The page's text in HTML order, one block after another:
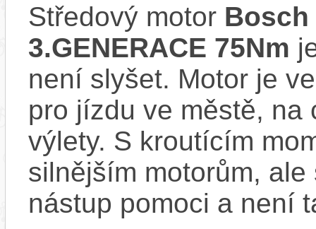
Středový motor Bosch
3.GENERACE 75Nm
není slyšet. Motor je
pro jízdu ve městě,
výlety. S kroutícím
silnějším motorům,
nástup pomoci a není